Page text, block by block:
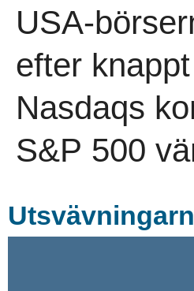
USA-
efter
Nasdaqs
S&P 500